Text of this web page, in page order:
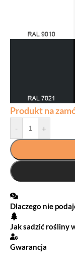
Produkt na
- +
Dlaczego nie
Jak sadzić rośliny
Gwarancja